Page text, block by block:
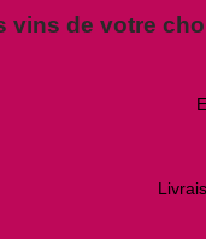
vins de votre